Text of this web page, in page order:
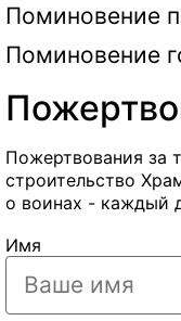
Поминовение
Поминовение
Пожертвования за
строительство
о воинах - каждый
Имя